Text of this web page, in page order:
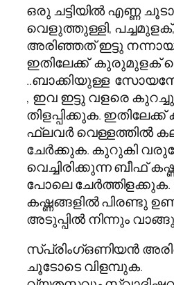
ഒരു ചട്ടിയിൽ എണ്ണ
വെളുത്തുള്ളി,
അരിഞ്ഞത് ഇട്ടു
ഇതിലേക്ക് കുരുമുളക്
..ബാക്കിയുള്ള
, ഇവ ഇട്ടു വളരെ
തിളപ്പിക്കുക.
ഫ്ലവർ വെള്ളത്തിൽ
ചേർക്കുക. കുറുകി
വെച്ചിരിക്കുന്ന ബീഫ്
പോലെ
കഷ്ണങ്ങളിൽ പിരണ്ടു
അടുപ്പിൽ നിന്നും
സ്പ്രിംഗ്ഒണിയൻ
ചൂടോടെ വിളമ്പുക.